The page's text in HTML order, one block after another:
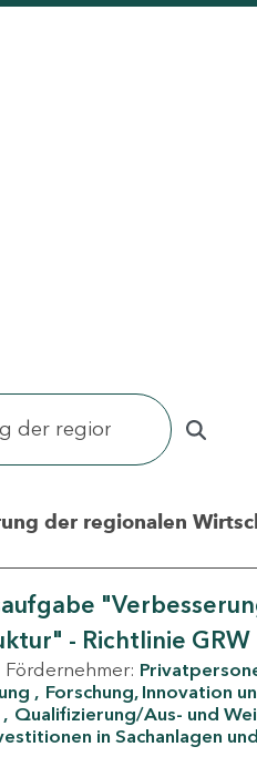
der regionalen
- Richtlinie GRW
Fördernehmer:
Forschung, Innovation
Qualifizierung/Aus- und
in Sachanlagen